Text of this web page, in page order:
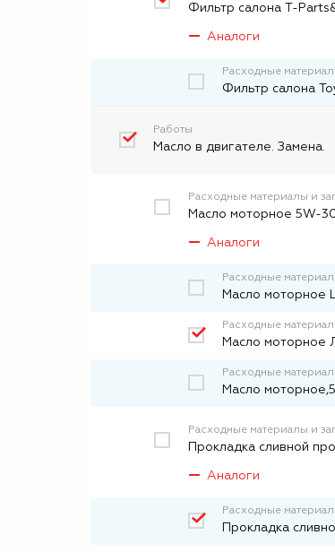
Фильтр салона T-
Аналоги
Расходные
Фильтр салона
Работы
Масло в двигателе. Замена.
Расходные материалы и
Масло моторное 5W-
Аналоги
Расходные
Масло моторное
Расходные
Масло моторное
Расходные
Масло
Расходные материалы и
Прокладка сливной
Аналоги
Расходные
Прокладка